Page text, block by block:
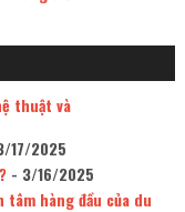
thuật và
17/2025
- 3/16/2025
hàng đầu của du